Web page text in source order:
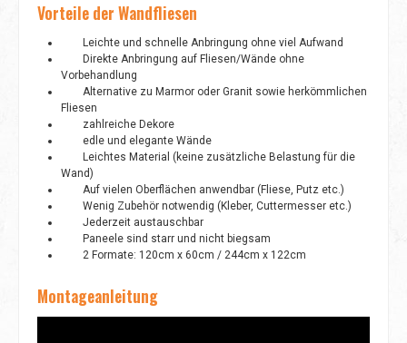
Vorteile der Wandfliesen
Leichte und schnelle Anbringung ohne viel Aufwand
Direkte Anbringung auf Fliesen/Wände ohne
Vorbehandlung
Alternative zu Marmor oder Granit sowie herkömmlichen
Fliesen
zahlreiche Dekore
edle und elegante Wände
Leichtes Material (keine zusätzliche Belastung für die
Wand)
Auf vielen Oberflächen anwendbar (Fliese, Putz etc.)
Wenig Zubehör notwendig (Kleber, Cuttermesser etc.)
Jederzeit austauschbar
Paneele sind starr und nicht biegsam
2 Formate: 120cm x 60cm / 244cm x 122cm
Montageanleitung